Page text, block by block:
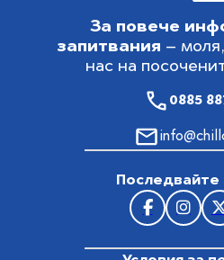
За повече
запитвания –
нас на
0885
Последвайте